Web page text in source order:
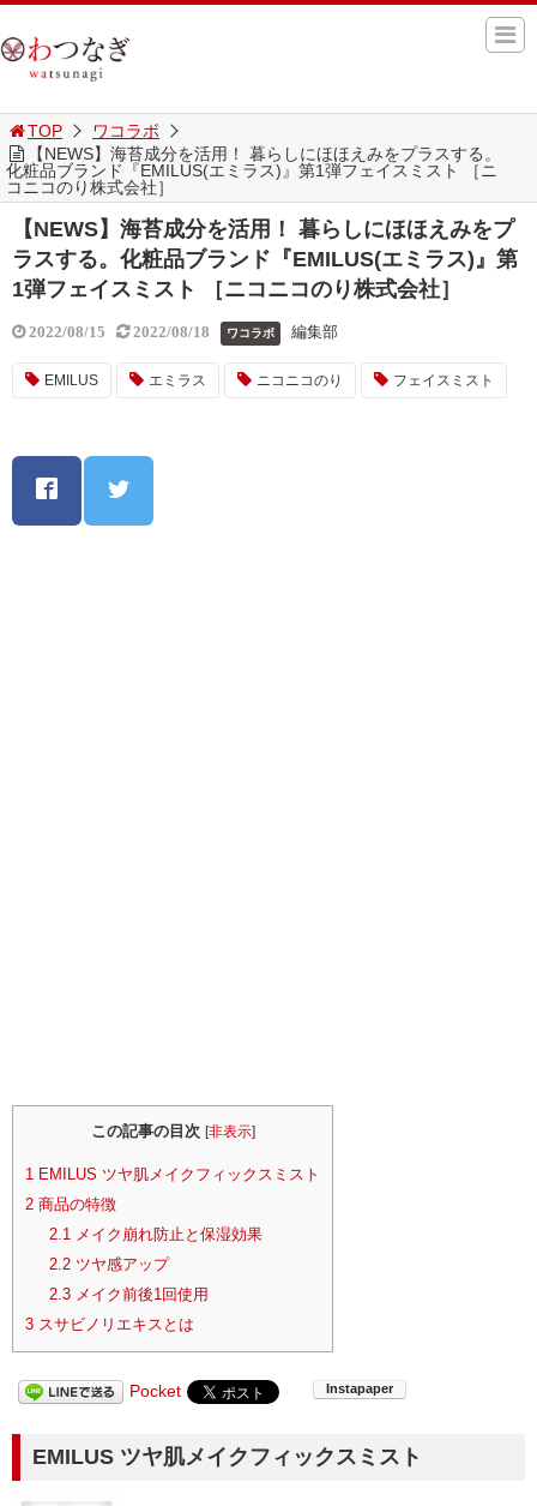
TOP
ワコラボ
【NEWS】海苔成分を活用！ 暮らしにほほえみをプラスする。
化粧品ブランド『EMILUS(エミラス)』第1弾フェイスミスト ［ニ
コニコのり株式会社］
【NEWS】海苔成分を活用！ 暮らしにほほえみをプ
ラスする。化粧品ブランド『EMILUS(エミラス)』第
1弾フェイスミスト ［ニコニコのり株式会社］
2022/08/15 2022/08/18 ワコラボ 編集部
EMILUS エミラス ニコニコのり フェイスミスト
この記事の目次 [非表示]
1 EMILUS ツヤ肌メイクフィックスミスト
2 商品の特徴
2.1メイク崩れ防止と保湿効果
2.2ツヤ感アップ
2.3メイク前後1回使用
3 スサビノリエキスとは
Pocket
EMILUS ツヤ肌メイクフィックスミスト